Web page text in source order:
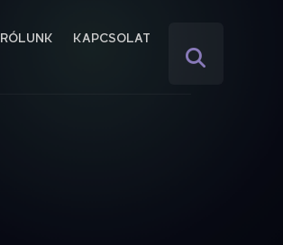
RÓLUNK KAPCSOLAT